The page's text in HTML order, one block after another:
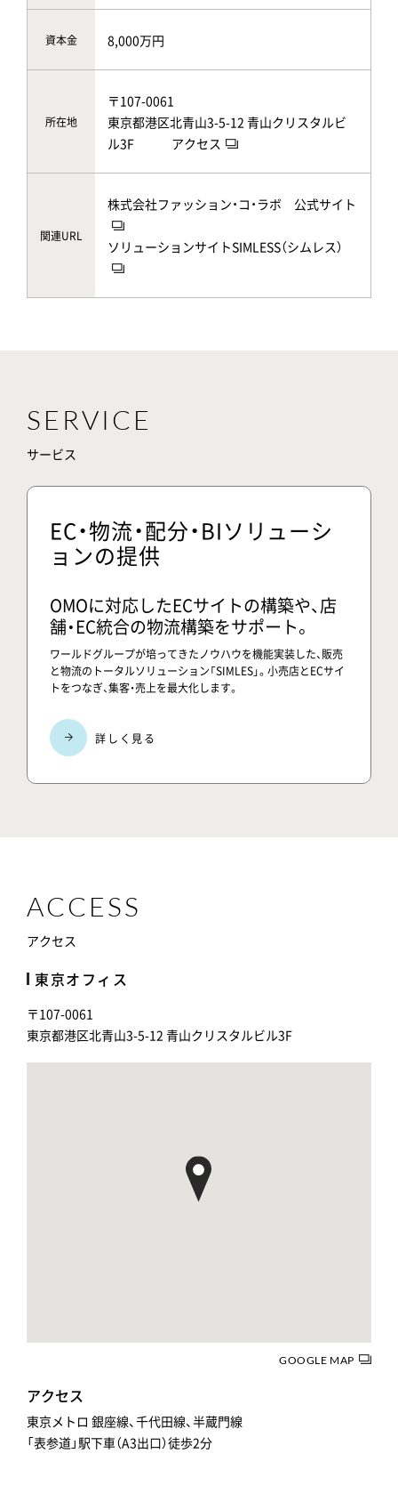
資本金 8,000万円
所在地
〒107-0061
東京都港区北青山3-5-12 青山クリスタルビ
ル3F アクセス
関連URL
株式会社ファッション・コ・ラボ 公式サイト
ソリューションサイトSIMLESS（シムレス）
SERVICE
サービス
EC・物流・配分・BIソリューシ
ョンの提供
OMOに対応したECサイトの構築や、店
舗・EC統合の物流構築をサポート。
ワールドグループが培ってきたノウハウを機能実装した、販売
と物流のトータルソリューション「SIMLES」。小売店とECサイ
トをつなぎ、集客・売上を最大化します。
ACCESS
アクセス
東京オフィス
〒107-0061
東京都港区北青山3-5-12 青山クリスタルビル3F
GOOGLE MAP
アクセス
東京メトロ 銀座線、千代田線、半蔵門線
「表参道」駅下車（A3出口）徒歩2分